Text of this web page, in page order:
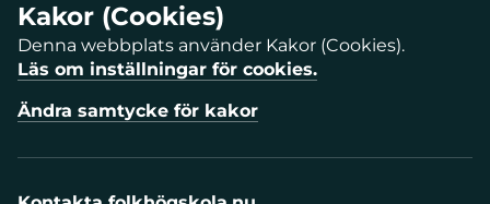
Kakor (Cookies)
Denna webbplats använder Kakor (Cookies).
Läs om inställningar för cookies.
Ändra samtycke för kakor